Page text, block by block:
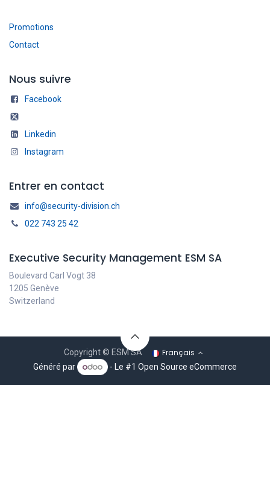
Promotions
Contact
Nous suivre
Facebook
Linkedin
Instagram
Entrer en contact
info@security-division.ch
022 743 25 42
Executive Security Management ESM SA
Boulevard Carl Vogt 38
1205 Genève
Switzerland
Copyright © ESM SA Français
Généré par - Le #1Open Source eCommerce